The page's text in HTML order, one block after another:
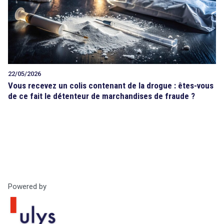
Tout sur le droit de l'innovation
Rechercher
CONTACT
22/05/2026
Vous recevez un colis contenant de la drogue : êtes-vous
de ce fait le détenteur de marchandises de fraude ?
search
Powered by